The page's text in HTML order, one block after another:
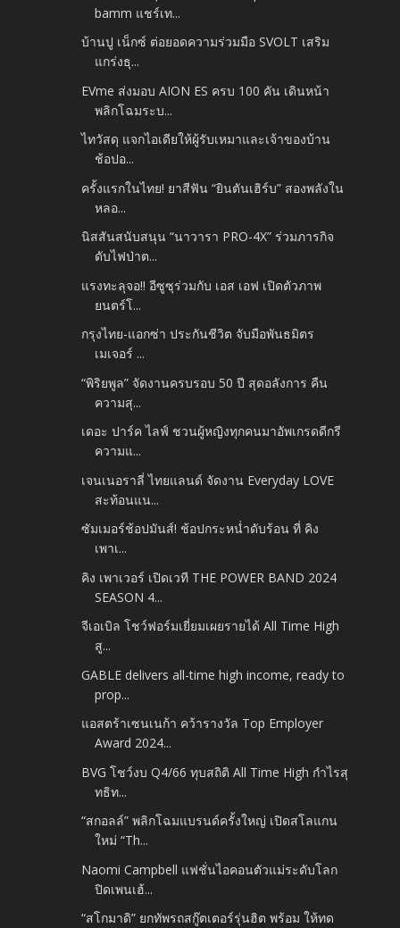
bamm แชร์เท...
บ้านปู เน็กซ์ ต่อยอดความร่วมมือ SVOLT เสริม
แกร่งธุ...
EVme ส่งมอบ AION ES ครบ 100 คัน เดินหน้า
พลิกโฉมระบ...
ไทวัสดุ แจกไอเดียให้ผู้รับเหมาและเจ้าของบ้าน
ช้อปอ...
ครั้งแรกในไทย! ยาสีฟัน “ยินตันเฮิร์บ” สองพลังใน
หลอ...
นิสสันสนับสนุน “นาวารา PRO-4X” ร่วมภารกิจ
ดับไฟป่าต...
แรงทะลุจอ!! อีซูซุร่วมกับ เอส เอฟ เปิดตัวภาพ
ยนตร์โ...
กรุงไทย-แอกซ่า ประกันชีวิต จับมือพันธมิตร
เมเจอร์ ...
“พิริยพูล” จัดงานครบรอบ 50 ปี สุดอลังการ คืน
ความสุ...
เดอะ ปาร์ค ไลฟ์ ชวนผู้หญิงทุกคนมาอัพเกรดดีกรี
ความแ...
เจนเนอราลี่ ไทยแลนด์ จัดงาน Everyday LOVE
สะท้อนแน...
ซัมเมอร์ช้อปมันส์! ช้อปกระหน่ำดับร้อน ที่ คิง
เพาเ...
คิง เพาเวอร์ เปิดเวที THE POWER BAND 2024
SEASON 4...
จีเอเบิล โชว์ฟอร์มเยี่ยมเผยรายได้ All Time High
สู...
GABLE delivers all-time high income, ready to
prop...
แอสตร้าเซนเนก้า คว้ารางวัล Top Employer
Award 2024...
BVG โชว์งบ Q4/66 ทุบสถิติ All Time High กำไรสุ
ทธิท...
“สกอลล์” พลิกโฉมแบรนด์ครั้งใหญ่ เปิดสโลแกน
ใหม่ “Th...
Naomi Campbell แฟชั่นไอคอนตัวแม่ระดับโลก
ปิดเพนเฮ้...
“สโกมาดิ” ยกทัพรถสกู๊ตเตอร์รุ่นฮิต พร้อม ให้ทด